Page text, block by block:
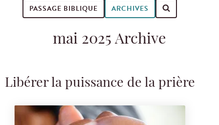
PASSAGE BIBLIQUE
ARCHIVES
Search for podcast episodes
mai 2025 Archive
Libérer la puissance de la prière